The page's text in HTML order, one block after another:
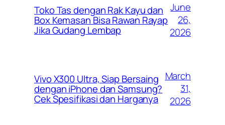
Toko Tas dengan Rak Kayu dan
Box Kemasan Bisa Rawan Rayap
Jika Gudang Lembap
June
26,
2026
Vivo X300 Ultra, Siap Bersaing
dengan iPhone dan Samsung?
Cek Spesifikasi dan Harganya
March
31,
2026